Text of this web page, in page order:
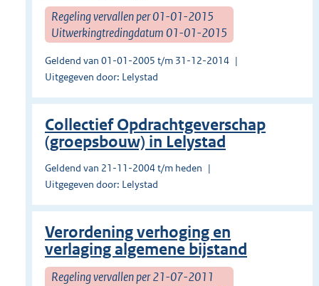
Regeling vervallen per 01-01-2015
Uitwerkingtredingdatum 01-01-2015
Geldend van 01-01-2005 t/m 31-12-2014
Uitgegeven door: Lelystad
Collectief Opdrachtgeverschap
(groepsbouw) in Lelystad
Geldend van 21-11-2004 t/m heden
Uitgegeven door: Lelystad
Verordening verhoging en
verlaging algemene bijstand
Regeling vervallen per 21-07-2011